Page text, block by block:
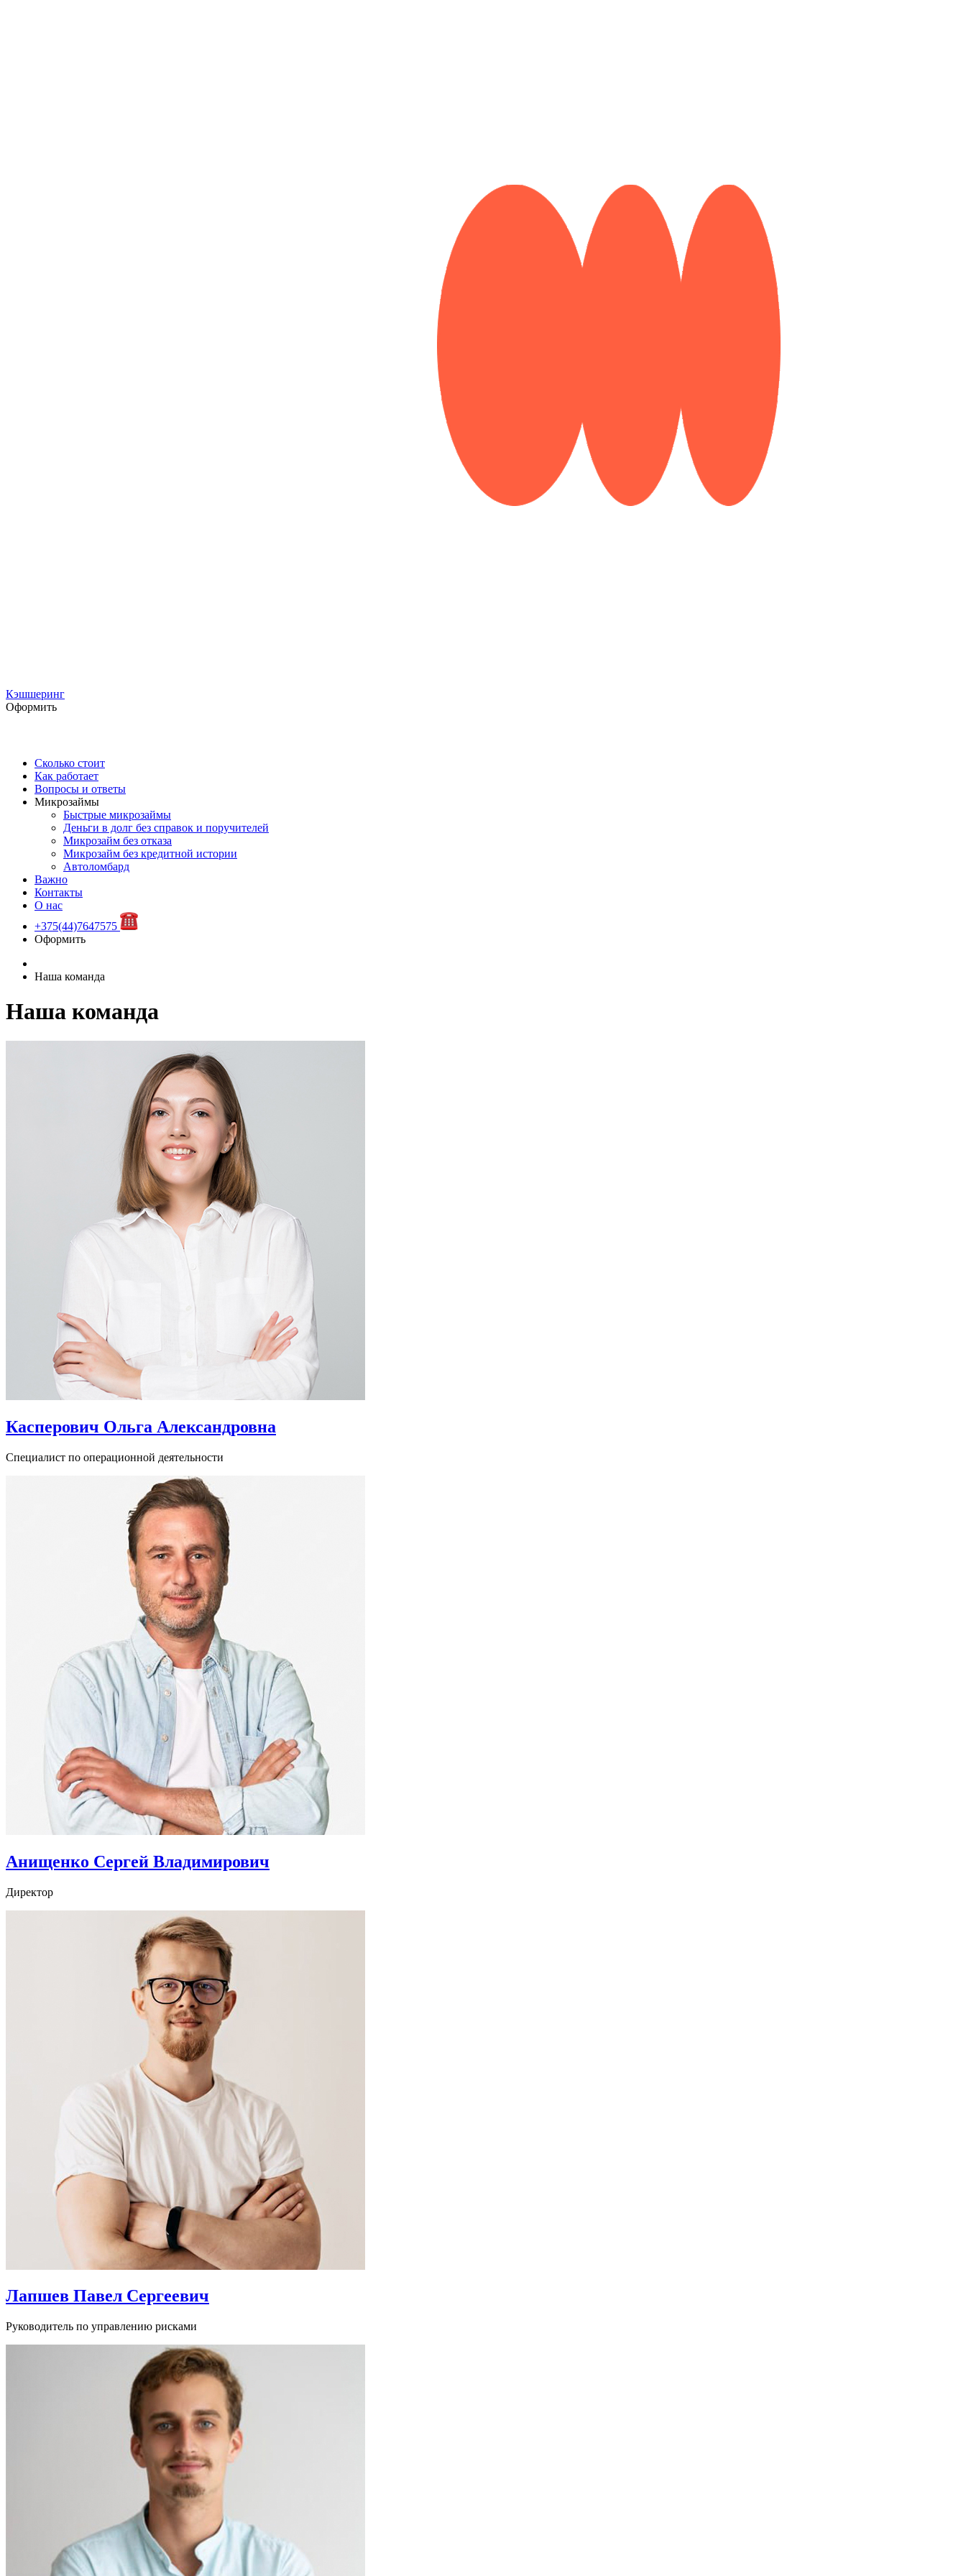
Кэшшеринг
Оформить
Сколько стоит
Как работает
Вопросы и ответы
Микрозаймы
Быстрые микрозаймы
Деньги в долг без справок и поручителей
Микрозайм без отказа
Микрозайм без кредитной истории
Автоломбард
Важно
Контакты
О нас
+375(44)7647575
Оформить
Наша команда
Наша команда
Касперович Ольга Александровна
Специалист по операционной деятельности
Анищенко Сергей Владимирович
Директор
Лапшев Павел Сергеевич
Руководитель по управлению рисками